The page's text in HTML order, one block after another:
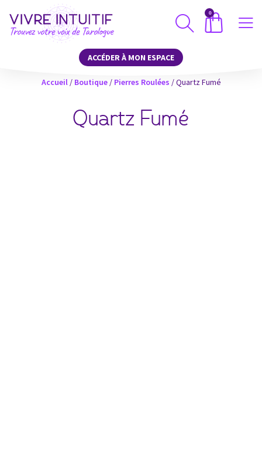
0
ACCÉDER À MON ESPACE
Accueil/ Boutique/ Pierres Roulées / Quartz Fumé
Quartz Fumé